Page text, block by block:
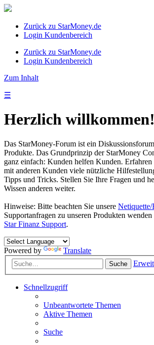
Zurück zu StarMoney.de
Login Kundenbereich
Zurück zu StarMoney.de
Login Kundenbereich
Zum Inhalt
☰
Herzlich willkommen!
Das StarMoney-Forum ist ein
Produkte. Das Grundprinzip der StarMoney
ganz einfach: Kunden helfen Kunden. Erfahren
mit anderen Kunden viele nützliche
Tipps und Tricks. Stellen Sie Ihre Fragen und
Wissen anderen weiter.
Hinweise: Bitte beachten Sie unsere
Supportanfragen zu unseren Produkten
Star Finanz Support.
Powered by Translate
Suche
Schnellzugriff
Unbeantwortete Themen
Aktive Themen
Suche